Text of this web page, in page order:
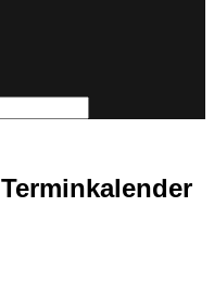
Terminkalender